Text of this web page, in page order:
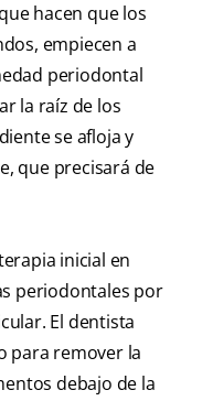
hacen que los
empiecen a
periodontal
la raíz de los
se afloja y
que precisará de
inicial en
periodontales por
El dentista
para remover la
debajo de la